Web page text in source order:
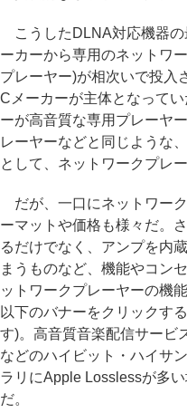
こうしたDLNA対応機器の
ーカーから専用のネットワ
プレーヤー)が相次いで投入
Cメーカーが主体となって
ーが高音質な専用プレーヤ
レーヤーなどと同じような
として、ネットワークプレ
だが、一口にネットワー
ーマットや価格も様々だ。
るだけでなく、アンプを内
まうものなど、機能やコン
ットワークプレーヤーの機
以下のバナーをクリックす
す)。高音質音楽配信サービ
などのハイビット・ハイサ
ラリにApple Losslessが多
だ。